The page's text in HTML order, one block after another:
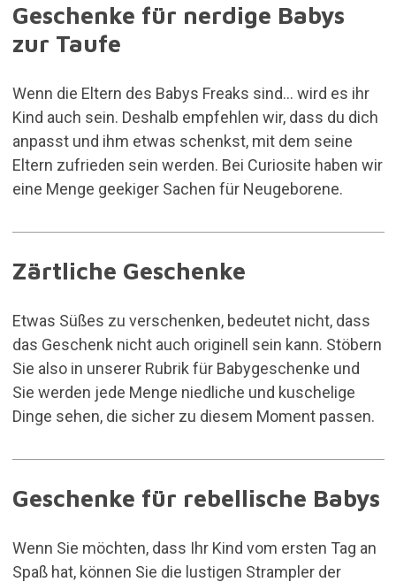
Geschenke für nerdige Babys
zur Taufe
Wenn die Eltern des Babys Freaks sind... wird es ihr
Kind auch sein. Deshalb empfehlen wir, dass du dich
anpasst und ihm etwas schenkst, mit dem seine
Eltern zufrieden sein werden. Bei Curiosite haben wir
eine Menge geekiger Sachen für Neugeborene.
Zärtliche Geschenke
Etwas Süßes zu verschenken, bedeutet nicht, dass
das Geschenk nicht auch originell sein kann. Stöbern
Sie also in unserer Rubrik für Babygeschenke und
Sie werden jede Menge niedliche und kuschelige
Dinge sehen, die sicher zu diesem Moment passen.
Geschenke für rebellische Babys
Wenn Sie möchten, dass Ihr Kind vom ersten Tag an
Spaß hat, können Sie die lustigen Stramplerder